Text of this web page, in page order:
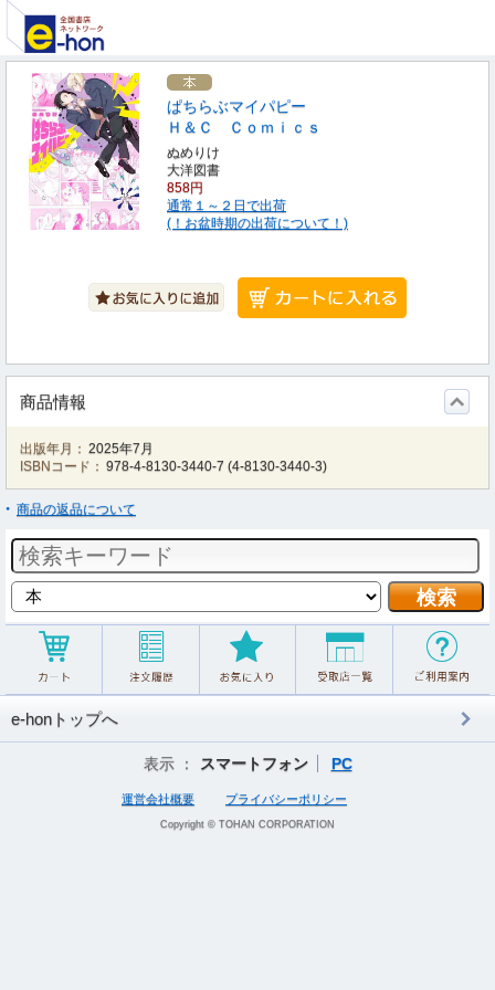
ぱちらぶマイパピー
Ｈ＆Ｃ Ｃｏｍｉｃｓ
ぬめりけ
大洋図書
858円
通常１～２日で出荷
(！お盆時期の出荷について！)
商品情報
出版年月： 2025年7月
ISBNコード： 978-4-8130-3440-7 (4-8130-3440-3)
商品の返品について
e-honトップへ
表示 ： スマートフォン PC
運営会社概要 プライバシーポリシー
Copyright © TOHAN CORPORATION